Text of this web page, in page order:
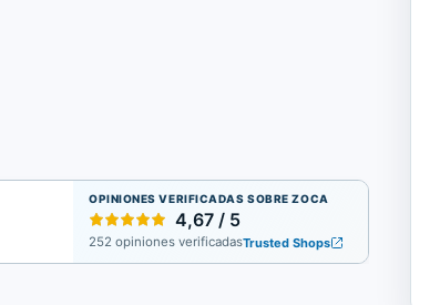
OPINIONES VERIFICADAS SOBRE ZOCA
4,67 / 5
252 opiniones verificadasTrusted Shops